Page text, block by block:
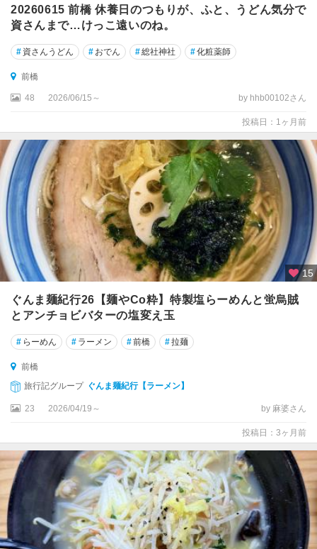
城
・
渋
川
伊
香
草
津
・
万
座
四
万
川
湯
・
恋
・
軽
井
沼
田
・
老
神
・
片
20260615 前橋 休養日のつもりが、ふと、うどん気分で
資さんまで…けっこ遠いのね。
# 資さんうどん # おでん #総社神社 #化粧薬師
前橋
48 2026/06/15～ by hhb00102さん
投稿日：1ヶ月前
15
ぐんま麺紀行26【麺やCo粋】特製塩らーめんと蛍烏賊
とアンチョビバターの塩変え玉
# らーめん # ラーメン #前橋 #拉麺
前橋
旅行記グループ ぐんま麺紀行【ラーメン】
23 2026/04/19～ by 麻婆さん
投稿日：3ヶ月前